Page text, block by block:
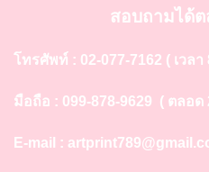
สอบถามได้
โทรศัพท์ : 02-077-7162 ( เวล
มือถือ : 099-878-9629 ( ตลอด
E-mail :